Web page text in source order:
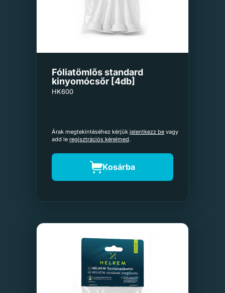
Fóliatömlős standard
kinyomócsőr [4db]
HK600
Árak megtekintéséhez kérjük jelentkezz be vagy
add le regisztrációs kérelmed.
Kosárba